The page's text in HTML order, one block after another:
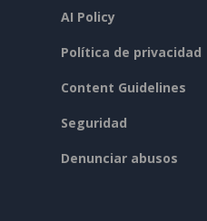
AI Policy
Política de privacidad
Content Guidelines
Seguridad
Denunciar abusos